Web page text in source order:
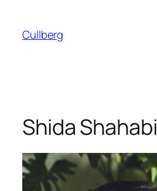
innehåll
Cullberg
Shida Shahabi